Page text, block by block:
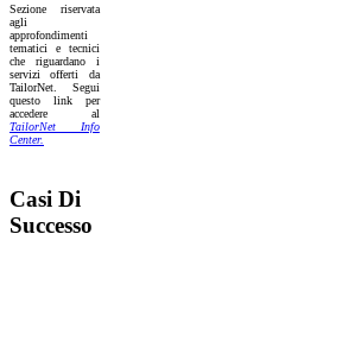
Sezione riservata
agli
approfondimenti
tematici e tecnici
che riguardano i
servizi offerti da
TailorNet. Segui
questo link per
accedere al
TailorNet Info
Center.
Casi Di
Successo